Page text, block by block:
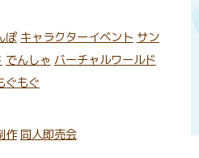
ぽ キャラクターイベント サン
でんしゃ バーチャルワールド
ぐもぐ
作 同人即売会